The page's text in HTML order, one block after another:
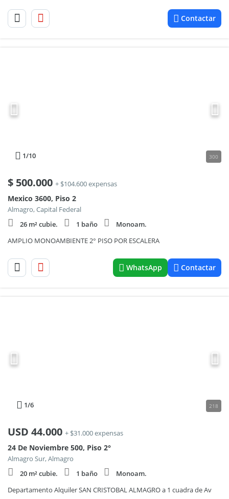
Contactar
1/10 300
$ 500.000 + $104.600 expensas
Mexico 3600, Piso 2
Almagro, Capital Federal
26 m² cubie.
1 baño
Monoam.
AMPLIO MONOAMBIENTE 2° PISO POR ESCALERA
WhatsApp Contactar
1/6 218
USD 44.000 + $31.000 expensas
24 De Noviembre 500, Piso 2°
Almagro Sur, Almagro
20 m² cubie.
1 baño
Monoam.
Departamento Alquiler SAN CRISTOBAL ALMAGRO a 1 cuadra de Av